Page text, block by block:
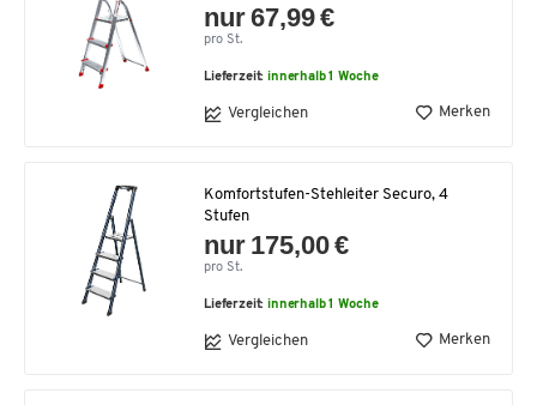
nur 67,99 €
pro St.
Lieferzeit:innerhalb 1 Woche
Vergleichen Merken
Komfortstufen-Stehleiter Securo, 4
Stufen
nur 175,00 €
pro St.
Lieferzeit:innerhalb 1 Woche
Vergleichen Merken